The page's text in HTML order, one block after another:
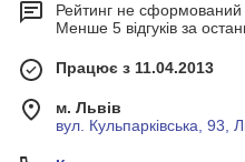
Рейтинг не сформований
Менше 5 відгуків за
Працює з 11.04.2013
м. Львів
вул. Кульпарківська, 93,